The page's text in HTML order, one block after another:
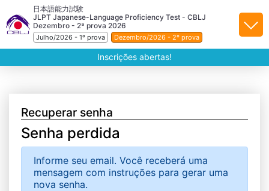
日本語能力試験
JLPT Japanese-Language Proficiency Test - CBLJ
Dezembro - 2ª prova 2026
Julho/2026 - 1º prova Dezembro/2026 - 2º prova
Inscrições abertas!
Recuperar senha
Senha perdida
Informe seu email. Você receberá uma
mensagem com instruções para gerar uma
nova senha.